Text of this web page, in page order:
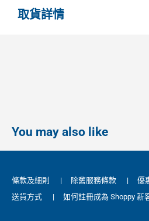
取貨詳情
You may also like
條款及細則 | 除舊服務條款 | 優
送貨方式
| 如何註冊成為 Shoppy 新